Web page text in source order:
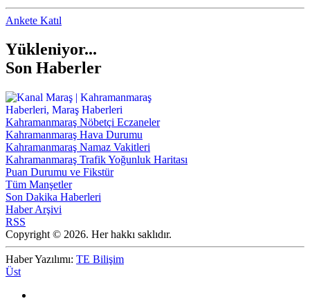
Ankete Katıl
Yükleniyor...
Son Haberler
Kahramanmaraş Nöbetçi Eczaneler
Kahramanmaraş Hava Durumu
Kahramanmaraş Namaz Vakitleri
Kahramanmaraş Trafik Yoğunluk Haritası
Puan Durumu ve Fikstür
Tüm Manşetler
Son Dakika Haberleri
Haber Arşivi
RSS
Copyright © 2026. Her hakkı saklıdır.
Haber Yazılımı: TE Bilişim
Üst